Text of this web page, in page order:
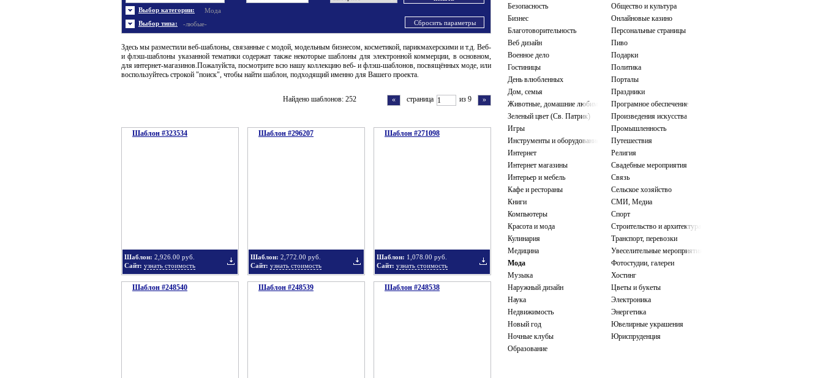
Безопасность
Бизнес
Благотоворительность
Веб дизайн
Военное дело
Гостиницы
День влюбленных
Дом, семья
Животные, домашние любимцы
Зеленый цвет (Св. Патрик)
Игры
Инструменты и оборудование
Интернет
Интернет магазины
Интерьер и мебель
Кафе и рестораны
Книги
Компьютеры
Красота и мода
Кулинария
Медицина
Мода
Музыка
Наружный дизайн
Наука
Недвижимость
Новый год
Ночные клубы
Образование
Общество и культура
Онлайновые казино
Персональные страницы
Пиво
Подарки
Политика
Порталы
Праздники
Програмное обеспечение
Произведения искусства
Промышленность
Путешествия
Религия
Свадебные мероприятия
Связь
Сельское хозяйство
СМИ, Медиа
Спорт
Строительство и архитектура
Транспорт, перевозки
Увеселительные мероприятия
Фотостудии, галереи
Хостинг
Цветы и букеты
Электроника
Энергетика
Ювелирные украшения
Юриспруденция
Выбор категории: Мода
Энергетика
Выбор типа: -любые-
Шаблоны не скачивались
Шаблоны флеш сайтов
Сбросить параметры
Здесь мы разместили веб-шаблоны, связанные с модой, модельным бизнесом, косметикой, парикмахерскими и т.д. Веб-
и флэш-шаблоны указанной тематики содержат также некоторые шаблоны для электронной коммерции, в основном,
для интернет-магазинов.Пожалуйста, посмотрите всю нашу коллекцию веб- и флэш-шаблонов, посвящённых моде, или
воспользуйтесь строкой "поиск", чтобы найти шаблон, подходящий именно для Вашего проекта.
»
страница из 9
«
Найдено шаблонов: 252
Шаблон #323534
Шаблон: 2,926.00 руб.
Сайт: узнать стоимость
Шаблон #296207
Шаблон: 2,772.00 руб.
Сайт: узнать стоимость
Шаблон #271098
Шаблон: 1,078.00 руб.
Сайт: узнать стоимость
Шаблон #248540 Шаблон #248539 Шаблон #248538